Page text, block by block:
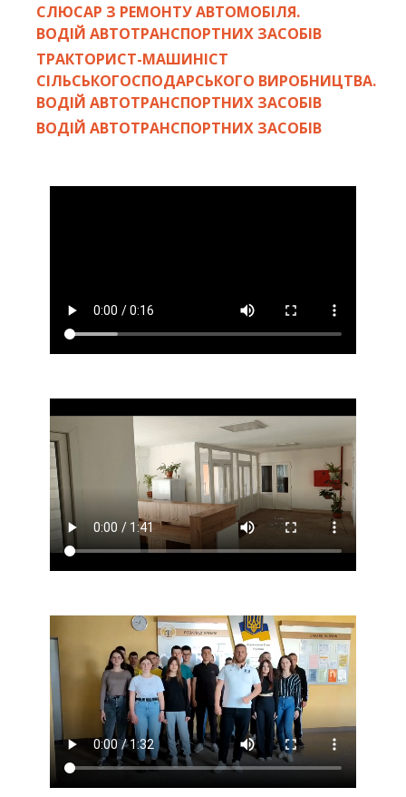
СЛЮСАР З РЕМОНТУ АВТОМОБІЛЯ.
ВОДІЙ АВТОТРАНСПОРТНИХ ЗАСОБІВ
ТРАКТОРИСТ-МАШИНІСТ
СІЛЬСЬКОГОСПОДАРСЬКОГО ВИРОБНИЦТВА.
ВОДІЙ АВТОТРАНСПОРТНИХ ЗАСОБІВ
ВОДІЙ АВТОТРАНСПОРТНИХ ЗАСОБІВ